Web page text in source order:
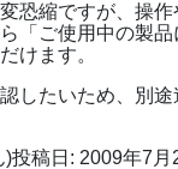
恐縮ですが、操
「ご使用中の製
けます。
したいため、別
)投稿日: 2009年7月